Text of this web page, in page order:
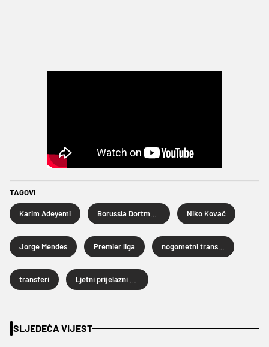
TAGOVI
Karim Adeyemi Niko Kovač
Jorge Mendes Premier liga
transferi
SLJEDEĆA VIJEST